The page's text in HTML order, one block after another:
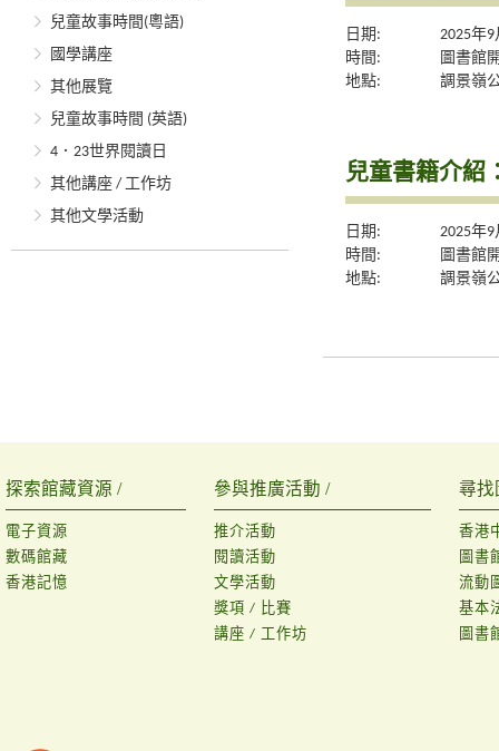
兒童故事時間(粵語)
國學講座
其他展覽
兒童故事時間 (英語)
4．23世界閱讀日
其他講座 / 工作坊
其他文學活動
日期:
2025年
時間:
圖書館
地點:
調景嶺
兒童書籍介紹
日期:
2025年
時間:
圖書館
地點:
調景嶺
探索館藏資源 /
電子資源
數碼館藏
香港記憶
參與推廣活動 /
推介活動
閱讀活動
文學活動
獎項 / 比賽
講座 / 工作坊
尋找
香港
圖書
流動
基本
圖書